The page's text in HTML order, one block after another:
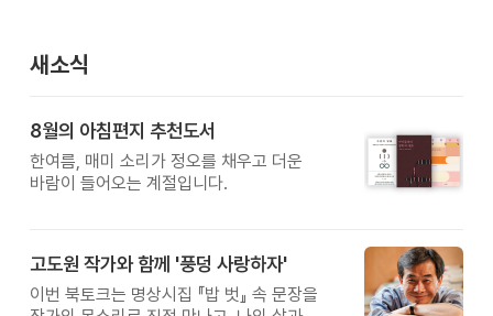
새소식
8월의 아침편지 추천도서
한여름, 매미 소리가 정오를 채우고 더운
바람이 들어오는 계절입니다.
고도원 작가와 함께 '풍덩 사랑하자'
이번 북토크는 명상시집 『밥 벗』 속 문장을